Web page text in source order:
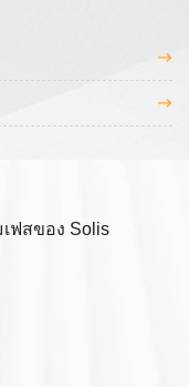
ฟสของ Solis